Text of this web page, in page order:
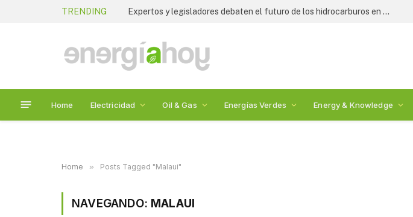
TRENDING Expertos y legisladores debaten el futuro de los hidrocarburos en México: 2nda Cumbre de Energía
Home Electricidad Oil & Gas Energías Verdes Energy & Knowledge
Home » Posts Tagged "Malaui"
NAVEGANDO: MALAUI